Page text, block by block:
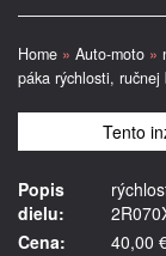
Home » Auto-moto »
páka rýchlosti, ručnej
Tento
Popis
dielu:
Cena:
40,00